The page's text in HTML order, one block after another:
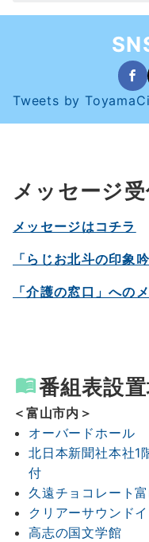
Tweets by
メッセージ受
メッセージはコチラ
「らじお北斗の印象
「介護の窓口」への
番組表設
＜富山市内＞
オーバードホール
北日本新聞社本社1
付
久遠チョコレート
クリアーサウンド
高志の国文学館